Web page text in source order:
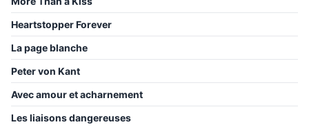
Heartstopper Forever
La page blanche
Peter von Kant
Avec amour et acharnement
Les liaisons dangereuses